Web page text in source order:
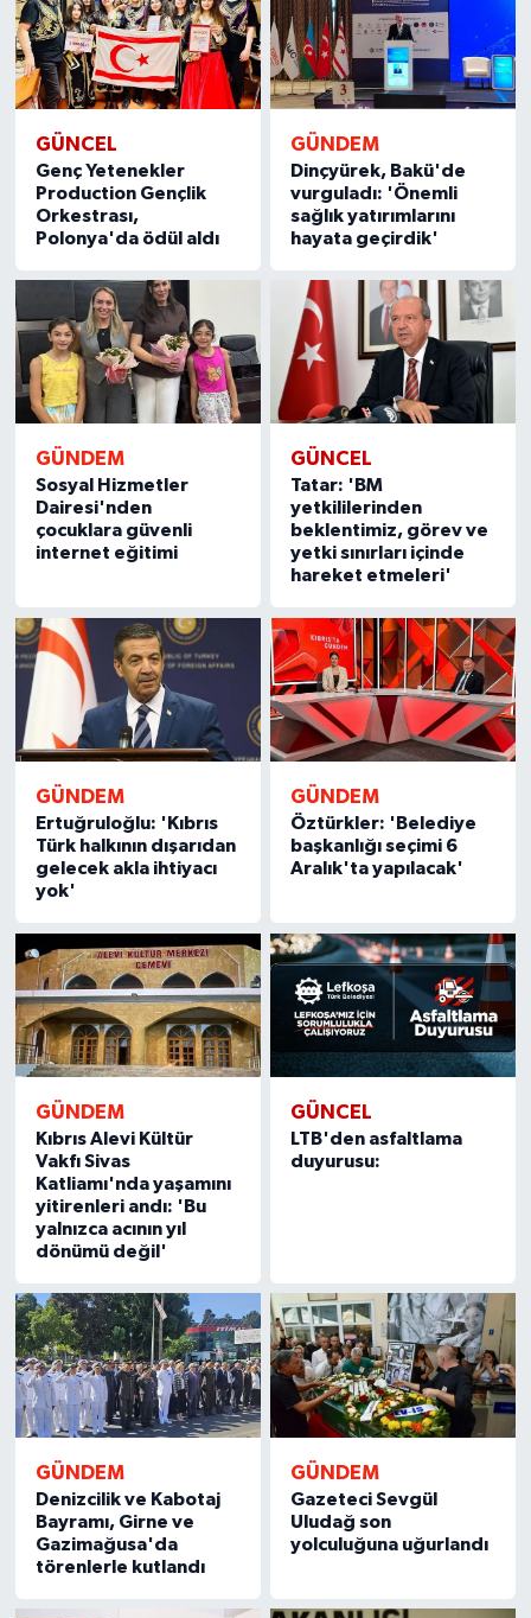
GÜNCEL
Genç Yetenekler
Production Gençlik
Orkestrası,
Polonya'da ödül aldı
GÜNDEM
Dinçyürek, Bakü'de
vurguladı: 'Önemli
sağlık yatırımlarını
hayata geçirdik'
GÜNDEM
Sosyal Hizmetler
Dairesi'nden
çocuklara güvenli
internet eğitimi
GÜNCEL
Tatar: 'BM
yetkililerinden
beklentimiz, görev ve
yetki sınırları içinde
hareket etmeleri'
GÜNDEM
Ertuğruloğlu: 'Kıbrıs
Türk halkının dışarıdan
gelecek akla ihtiyacı
yok'
GÜNDEM
Öztürkler: 'Belediye
başkanlığı seçimi 6
Aralık'ta yapılacak'
GÜNDEM
Kıbrıs Alevi Kültür
Vakfı Sivas
Katliamı'nda yaşamını
yitirenleri andı: 'Bu
yalnızca acının yıl
dönümü değil'
GÜNCEL
LTB'den asfaltlama
duyurusu:
GÜNDEM
Denizcilik ve Kabotaj
Bayramı, Girne ve
Gazimağusa'da
törenlerle kutlandı
GÜNDEM
Gazeteci Sevgül
Uludağ son
yolculuğuna uğurlandı